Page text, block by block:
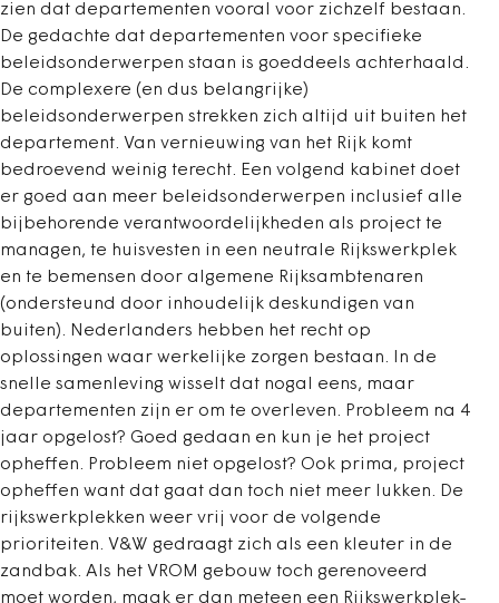
zien dat departementen vooral voor zichzelf bestaan.
De gedachte dat departementen voor specifieke
beleidsonderwerpen staan is goeddeels achterhaald.
De complexere (en dus belangrijke)
beleidsonderwerpen strekken zich altijd uit buiten het
departement. Van vernieuwing van het Rijk komt
bedroevend weinig terecht. Een volgend kabinet doet
er goed aan meer beleidsonderwerpen inclusief alle
bijbehorende verantwoordelijkheden als project te
managen, te huisvesten in een neutrale Rijkswerkplek
en te bemensen door algemene Rijksambtenaren
(ondersteund door inhoudelijk deskundigen van
buiten). Nederlanders hebben het recht op
oplossingen waar werkelijke zorgen bestaan. In de
snelle samenleving wisselt dat nogal eens, maar
departementen zijn er om te overleven. Probleem na 4
jaar opgelost? Goed gedaan en kun je het project
opheffen. Probleem niet opgelost? Ook prima, project
opheffen want dat gaat dan toch niet meer lukken. De
rijkswerkplekken weer vrij voor de volgende
prioriteiten. V&W gedraagt zich als een kleuter in de
zandbak. Als het VROM gebouw toch gerenoveerd
moet worden, maak er dan meteen een Rijkswerkplek-